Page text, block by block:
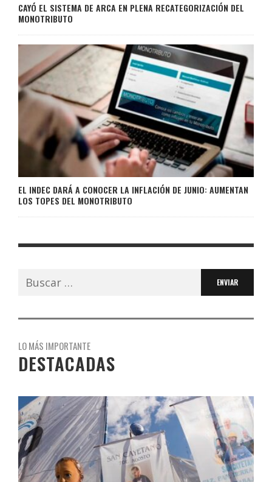
CAYÓ EL SISTEMA DE ARCA EN PLENA RECATEGORIZACIÓN DEL
MONOTRIBUTO
EL INDEC DARÁ A CONOCER LA INFLACIÓN DE JUNIO: AUMENTAN
LOS TOPES DEL MONOTRIBUTO
Buscar:
LO MÁS IMPORTANTE
DESTACADAS